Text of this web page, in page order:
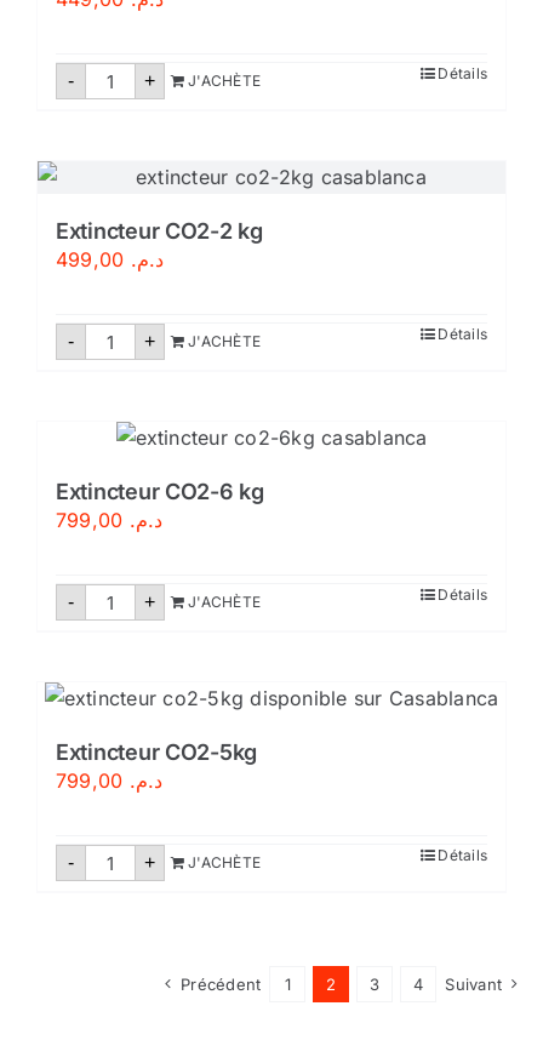
- quantité
+ J'ACHÈTE Détails
Extincteur CO2-2 kg
د.م.
- quantité
+ J'ACHÈTE Détails
Extincteur CO2-6 kg
د.م.
- quantité
kg
+ J'ACHÈTE Détails
Extincteur CO2-5kg
د.م.
- quantité
+ J'ACHÈTE Détails
Précédent 1 2 3 4 Suivant